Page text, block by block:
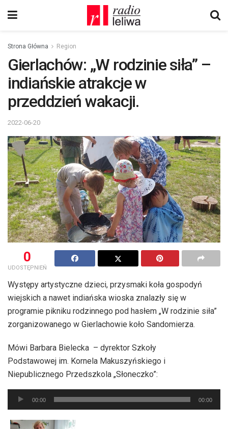
Strona Główna Region
Gierlachów: „W rodzinie siła” –
indiańskie atrakcje w
przeddzień wakacji.
2022-06-20
0
UDOSTĘPNIEŃ
Występy artystyczne dzieci, przysmaki koła gospodyń
wiejskich a nawet indiańska wioska znalazły się w
programie pikniku rodzinnego pod hasłem „W rodzinie siła”
zorganizowanego w Gierlachowie koło Sandomierza.
Mówi Barbara Bielecka – dyrektor Szkoły
Podstawowej im. Kornela Makuszyńskiego i
Niepublicznego Przedszkola „Słoneczko”:
Odtwarzacz
plików
dźwiękowych
00:00 00:00